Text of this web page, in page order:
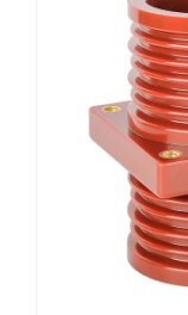
Hubungi Kami